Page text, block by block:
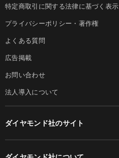
特定商取引に関する法律に基づく表示
プライバシーポリシー・著作権
よくある質問
広告掲載
お問い合わせ
法人導入について
ダイヤモンド社のサイト